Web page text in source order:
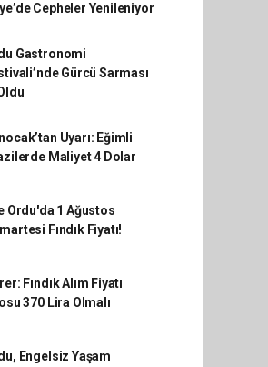
Cepheler Yenileniyor
Gastronomi
Gürcü Sarması
Uyarı: Eğimli
Maliyet 4 Dolar
Ordu'da 1 Ağustos
Fındık Fiyatı!
Fındık Alım Fiyatı
370 Lira Olmalı
Engelsiz Yaşam